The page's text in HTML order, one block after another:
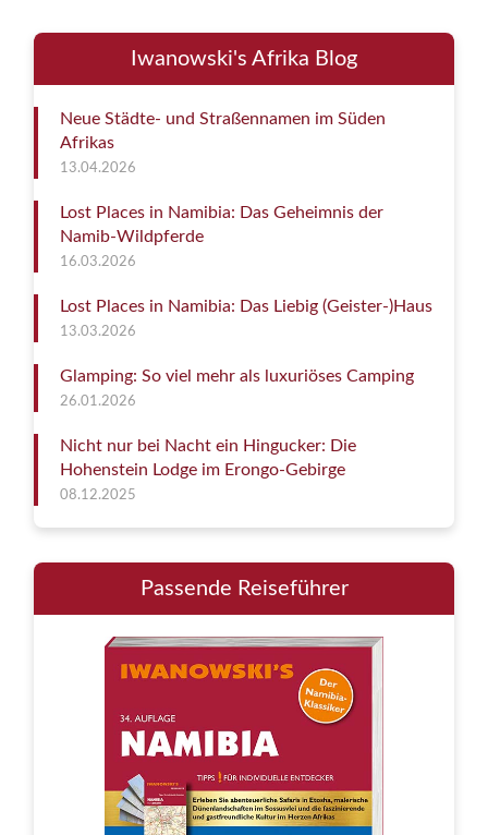
Iwanowski's Afrika Blog
Neue Städte- und Straßennamen im Süden
Afrikas
13.04.2026
Lost Places in Namibia: Das Geheimnis der
Namib-Wildpferde
16.03.2026
Lost Places in Namibia: Das Liebig (Geister-)Haus
13.03.2026
Glamping: So viel mehr als luxuriöses Camping
26.01.2026
Nicht nur bei Nacht ein Hingucker: Die
Hohenstein Lodge im Erongo-Gebirge
08.12.2025
Passende Reiseführer